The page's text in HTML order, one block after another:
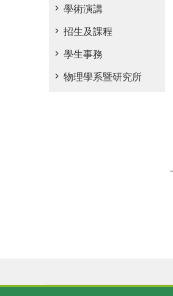
學術演講
招生及課程
學生事務
物理學系暨研究所